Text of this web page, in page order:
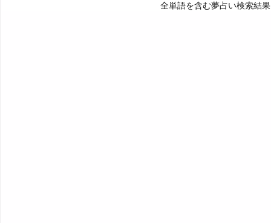
命名の姓名判断
全単語を含む夢占い検索結果